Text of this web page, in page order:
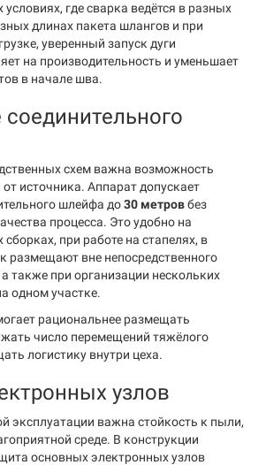
где сварка ведётся в разных
длинах пакета шлангов и при
уверенный запуск дуги
на производительность и уменьшает
в начале шва.
схем важна возможность
источника. Аппарат допускает
шлейфа до30 метровбез
процесса. Это удобно на
при работе на стапелях, в
размещают вне непосредственного
также при организации нескольких
одном участке.
рациональнее размещать
число перемещений тяжёлого
логистику внутри цеха.
узлов
эксплуатации важна стойкость к пыли,
среде. В конструкции
основных электронных узлов